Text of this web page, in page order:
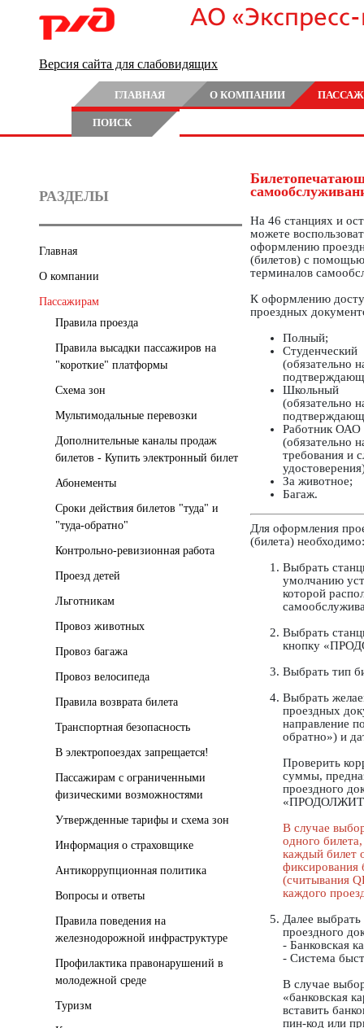
АО
Версия сайта для слабовидящих
ГЛАВНАЯ О КОМПАНИИ
ПОИСК
РАЗДЕЛЫ
Главная
О компании
Пассажирам
Правила проезда
Правила высадки пассажиров на
"короткие" платформы
Схема зон
Мультимодальные перевозки
Дополнительные каналы продаж
билетов - Купить электронный билет
Абонементы
Сроки действия билетов "туда" и
"туда-обратно"
Контрольно-ревизионная работа
Проезд детей
Льготникам
Провоз животных
Провоз багажа
Провоз велосипеда
Правила возврата билета
Транспортная безопасность
В электропоездах запрещается!
Пассажирам с ограниченными
физическими возможностями
Утвержденные тарифы и схема зон
Информация о страховщике
Антикоррупционная политика
Вопросы и ответы
Правила поведения на
железнодорожной инфраструктуре
Профилактика правонарушений в
молодежной среде
Туризм
На 46 станциях и
можете
оформлению
(билетов) с
терминалов
К оформлению
проездных
Полный;
Студенческий
(обязательно
Школьный
(обязательно
Работник
(обязательно
требования и
За животное;
Багаж.
Для оформления
(билета) необходимо:
Выбрать
умолчанию
которой
Выбрать
кнопку
Выбрать тип
Выбрать
проездных
направление
обратно») и
Проверить
суммы,
проездного
В случае
одного
каждый билет
фиксирования
(считывания
каждого
Далее
проездного
- Банковская
- Система
В случае
«банковская
вставить
пин-код или